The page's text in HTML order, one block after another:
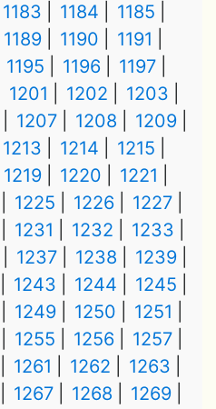
1183 1184
1185
1189 1190
1191
1195 1196
1197
1201 1202
1203
1207 1208
1209
1213 1214
1215
1219 1220
1221
1225 1226
1227
1231 1232
1233
1237 1238
1239
1243 1244
1245
1249 1250
1251
1255 1256
1257
1261 1262
1263
1267 1268
1269